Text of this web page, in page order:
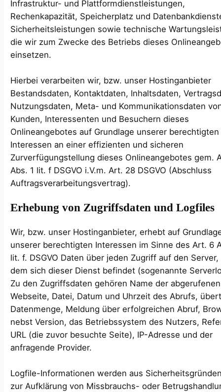
Infrastruktur- und Plattformdienstleistungen,
Rechenkapazität, Speicherplatz und
Sicherheitsleistungen sowie technische
die wir zum Zwecke des Betriebs dieses
einsetzen.
Hierbei verarbeiten wir, bzw. unser Hostinganbieter
Bestandsdaten, Kontaktdaten, Inhaltsdaten,
Nutzungsdaten, Meta- und Kommunikationsdaten
Kunden, Interessenten und Besuchern dieses
Onlineangebotes auf Grundlage unserer berechtigten
Interessen an einer effizienten und sicheren
Zurverfügungstellung dieses Onlineangebotes gem.
Abs. 1 lit. f DSGVO i.V.m. Art. 28 DSGVO (Abschluss
Auftragsverarbeitungsvertrag).
Erhebung von Zugriffsdaten und Logfiles
Wir, bzw. unser Hostinganbieter, erhebt auf
unserer berechtigten Interessen im Sinne des Art. 6
lit. f. DSGVO Daten über jeden Zugriff auf den Server,
dem sich dieser Dienst befindet (sogenannte
Zu den Zugriffsdaten gehören Name der abgerufenen
Webseite, Datei, Datum und Uhrzeit des Abrufs,
Datenmenge, Meldung über erfolgreichen Abruf,
nebst Version, das Betriebssystem des Nutzers,
URL (die zuvor besuchte Seite), IP-Adresse und der
anfragende Provider.
Logfile-Informationen werden aus
zur Aufklärung von Missbrauchs- oder